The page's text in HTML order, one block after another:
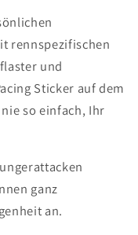
rennspezifischen
und
Sticker auf dem
so einfach, Ihr
ganz
an.